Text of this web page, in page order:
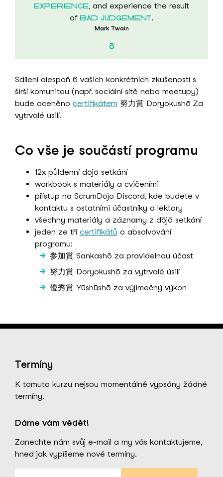
EXPERIENCE, and experience the result
of BAD JUDGEMENT.
Mark Twain
Sdílení alespoň 6 vašich konkrétních zkušeností s
širší komunitou (např. sociální sítě nebo meetupy)
bude oceněno certifikátem 努力賞 Doryokushō Za
vytrvalé usilí.
Co vše je součástí programu
12x půldenní dōjō setkání
workbook s materiály a cvičeními
přístup na ScrumDojo Discord, kde budete v
kontaktu s ostatními účastníky a lektory
všechny materiály a záznamy z dōjō setkání
jeden ze tří certifikátů o absolvování
programu:
参加賞 Sankashō za pravidelnou účast
努力賞 Doryokushō za vytrvalé úsilí
優秀賞 Yūshūshō za výjimečný výkon
Termíny
K tomuto kurzu nejsou momentálně vypsány žádné
termíny.
Dáme vám vědět!
Zanechte nám svůj e-mail a my vás kontaktujeme,
hned jak vypíšeme nové termíny.